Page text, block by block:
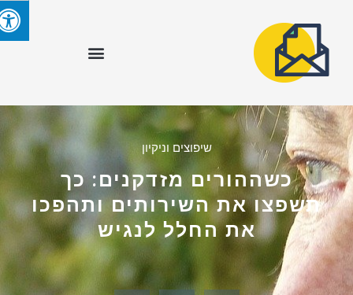
שיפוצים וניקיון
כשההורים מזדקנים: כך
תשפצו את השירותים ותהפכו
את החלל לנגיש